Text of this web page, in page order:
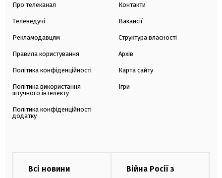
Про телеканал
Телеведучі
Рекламодавцям
Правила користування
Політика конфіденційності
Політика використання
штучного інтелекту
Політика конфіденційності
додатку
Контакти
Вакансії
Структура власності
Архів
Карта сайту
Ігри
Всі новини
Війна Росії з